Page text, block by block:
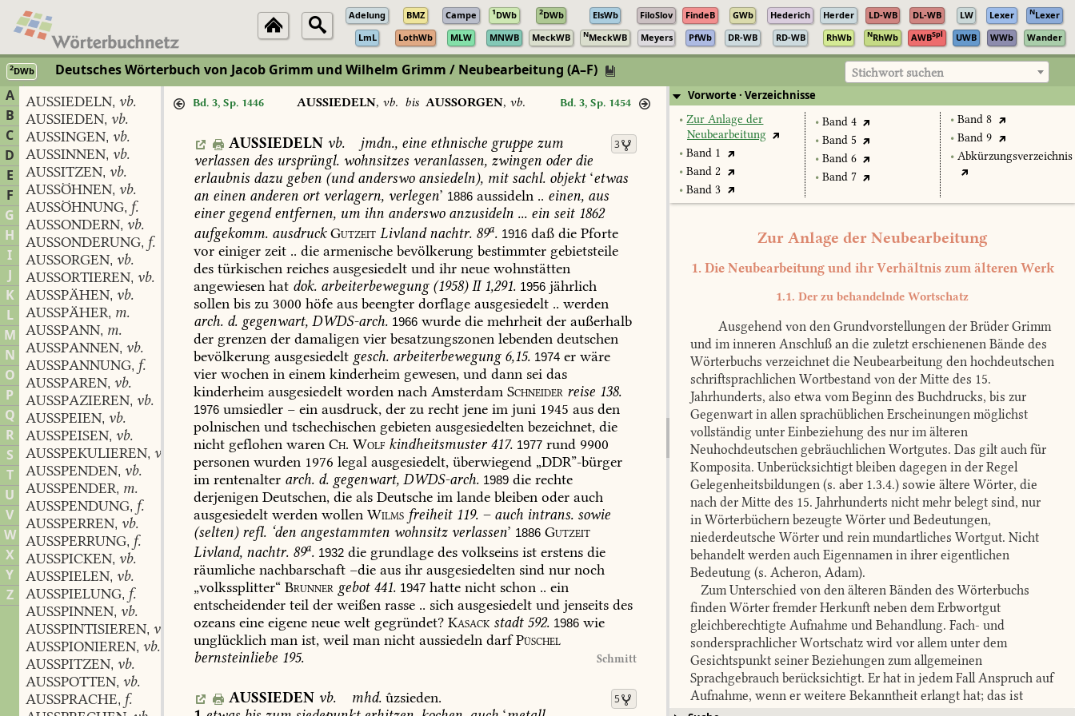
Adelung BMZ Campe 1DWb 2DWb ElsWb FiloSlov FindeB GWb Hederich Herder LD-WB DL-WB LW Lexer NLexer
LmL
LothWb MLW MNWB MeckWB NMeckWB Meyers PfWb DR-WB RD-WB RhWb NRhWb AWBSpl UWB WWb Wander
2DWb Deutsches Wörterbuch von Jacob Grimm und Wilhelm Grimm / Neubearbeitung (A–F) Stichwort suchen
A
B
C
D
E
F
G
H
I
J
K
L
M
N
O
P
Q
R
S
T
U
V
W
X
Y
Z
AUSSIEDELN, vb.
AUSSIEDEN, vb.
AUSSINGEN, vb.
AUSSINNEN, vb.
AUSSITZEN, vb.
AUSSÖHNEN, vb.
AUSSÖHNUNG, f.
AUSSONDERN, vb.
AUSSONDERUNG, f.
AUSSORGEN, vb.
AUSSORTIEREN, vb.
AUSSPÄHEN, vb.
AUSSPÄHER, m.
AUSSPANN, m.
AUSSPANNEN, vb.
AUSSPANNUNG, f.
AUSSPAREN, vb.
AUSSPAZIEREN, vb.
AUSSPEIEN, vb.
AUSSPEISEN, vb.
AUSSPEKULIEREN, vb.
AUSSPENDEN, vb.
AUSSPENDER, m.
AUSSPENDUNG, f.
AUSSPERREN, vb.
AUSSPERRUNG, f.
AUSSPICKEN, vb.
AUSSPIELEN, vb.
AUSSPIELUNG, f.
AUSSPINNEN, vb.
AUSSPINTISIEREN, vb.
AUSSPIONIEREN, vb.
AUSSPITZEN, vb.
AUSSPOTTEN, vb.
AUSSPRACHE, f.
Bd. 3, Sp. 1446 AUSSIEDELN, vb. bis AUSSORGEN, vb. Bd. 3, Sp. 1454
3
AUSSIEDELN vb. jmdn.,eineethnischegruppezum
verlassen des ursprüngl. wohnsitzes veranlassen, zwingen oderdie
erlaubnis dazu geben (undanderswoansiedeln), mitsachl. objekt‘etwas
an einen anderen ortverlagern, verlegen’ 1886 aussideln .. einen, aus
einergegendentfernen, um ihn anderswoanzusideln ... ein seit1862
aufgekomm. ausdruck Gutzeit Livlandnachtr. 89a. 1916 daß die Pforte
vor einiger zeit .. die armenische bevölkerung bestimmter gebietsteile
des türkischen reiches ausgesiedelt und ihr neue wohnstätten
angewiesen hat dok. arbeiterbewegung(1958)II1,291. 1956 jährlich
sollen bis zu 3000 höfe aus beengter dorflage ausgesiedelt .. werden
arch. d. gegenwart, DWDS-arch. 1966 wurde die mehrheit der außerhalb
der grenzen der damaligen vier besatzungszonen lebenden deutschen
bevölkerung ausgesiedelt gesch. arbeiterbewegung6,15. 1974 er wäre
vier wochen in einem kinderheim gewesen, und dann sei das
kinderheim ausgesiedelt worden nach Amsterdam Schneider reise 138.
1976 umsiedler – ein ausdruck, der zu recht jene im juni 1945 aus den
polnischen und tschechischen gebieten ausgesiedelten bezeichnet, die
nicht geflohen waren Ch. Wolf kindheitsmuster417. 1977 rund 9900
personen wurden 1976 legal ausgesiedelt, überwiegend „DDR”-bürger
im rentenalter arch. d. gegenwart, DWDS-arch. 1989 die rechte
derjenigen Deutschen, die als Deutsche im lande bleiben oder auch
ausgesiedelt werden wollen Wilms freiheit119. –auch intrans. sowie
(selten)refl. ‘den angestammten wohnsitzverlassen’ 1886 Gutzeit
Livland, nachtr. 89a. 1932 die grundlage des volkseins ist erstens die
räumliche nachbarschaft –die aus ihr ausgesiedelten sind nur noch
„volkssplitter“ Brunner gebot441. 1947 hatte nicht schon .. ein
entscheidender teil der weißen rasse .. sich ausgesiedelt und jenseits des
ozeans eine eigene neue welt gegründet? Kasack stadt592. 1986 wie
unglücklich man ist, weil man nicht aussiedeln darf Püschel
bernsteinliebe 195. Schmitt
5
AUSSIEDEN vb. mhd.ûzsieden.
Vorworte · Verzeichnisse
• Zur Anlage der
Neubearbeitung
• Band 1
• Band 2
• Band 3
• Band 4
• Band 5
• Band 6
• Band 7
• Band 8
• Band 9
• Abkürzungsverzeichnis
Zur Anlage der Neubearbeitung
1. Die Neubearbeitung und ihr Verhältnis zum älteren Werk
1.1. Der zu behandelnde Wortschatz
Ausgehend von den Grundvorstellungen der Brüder Grimm
und im inneren Anschluß an die zuletzt erschie­nenen Bände des
Wörterbuchs verzeichnet die Neubearbeitung den hochdeutschen
schriftsprachlichen Wort­bestand von der Mitte des 15.
Jahrhunderts, also etwa vom Beginn des Buchdrucks, bis zur
Gegenwart in allen sprachüblichen Erscheinungen möglichst
vollständig unter Einbeziehung des nur im älteren
Neuhochdeutschen gebräuchlichen Wortgutes. Das gilt auch für
Komposita. Unberücksichtigt bleiben dagegen in der Regel
Gelegen­heitsbildungen (s. aber 1.3.4.) sowie ältere Wörter, die
nach der Mitte des 15. Jahrhunderts nicht mehr belegt sind, nur
in Wörterbüchern bezeugte Wörter und Bedeutungen,
niederdeutsche Wörter und rein mundartliches Wortgut. Nicht
behandelt werden auch Eigennamen in ihrer eigentlichen
Bedeutung (s. Acheron, Adam).
Zum Unterschied von den älteren Bänden des Wörterbuchs
finden Wörter fremder Herkunft neben dem Erbwortgut
gleichberechtigte Aufnahme und Behandlung. Fach- und
sondersprachlicher Wortschatz wird vor allem unter dem
Gesichtspunkt seiner Beziehungen zum allgemeinen
Sprachgebrauch berücksichtigt. Er hat in jedem Fall Anspruch auf
Aufnahme, wenn er weitere Bekanntheit erlangt hat; das ist